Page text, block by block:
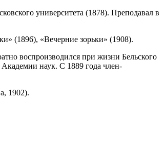
университета (1878). Преподавал в
(1896), «Вечерние зорьки» (1908).
воспроизводился при жизни Бельского
наук. С 1889 года член-
1902).